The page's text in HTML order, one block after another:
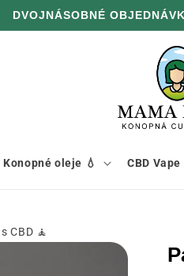
DVOJNÁSOBNÉ
Konopné oleje 💧 CBD
CBD 🧘